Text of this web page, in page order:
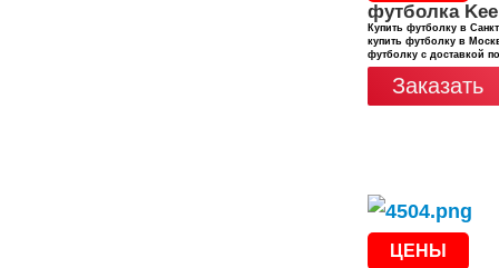
футболка
Купить футболку в
купить футболку в
футболку с доставкой
Заказать
ЦЕНЫ